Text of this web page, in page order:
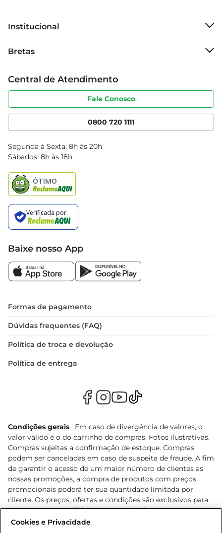
Institucional
Grupo Cencosud
Sobre privacidade
Portal do fornecedor
Cencosud Media
Bretas
Produtos Bretas
Código de ética
Serviços
Clube Bretas
Blog Bretas
Black Friday
Central de Atendimento
Fale Conosco
0800 720 1111
Segunda à Sexta: 8h às 20h
Sábados: 8h às 18h
Baixe nosso App
Formas de pagamento
Dúvidas frequentes (FAQ)
Política de troca e devolução
Política de entrega
Condições gerais : Em caso de divergência de valores, o
valor válido é o do carrinho de compras. Fotos ilustrativas.
Compras sujeitas a confirmação de estoque. Compras
podem ser canceladas em caso de suspeita de fraude. A fim
de garantir o acesso de um maior número de clientes as
nossas promoções, a compra de produtos com preços
promocionais poderá ter sua quantidade limitada por
cliente. Os preços, ofertas e condições são exclusivos para
o e-commerce e válidos durante o dia de hoje, podendo
sofrer alterações sem prévia notificação. Proibida a venda
Cookies e Privacidade